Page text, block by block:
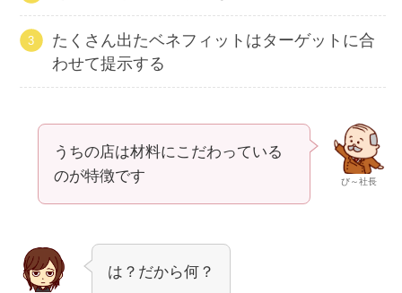
たくさん出たベネフィットはターゲットに合
わせて提示する
び～社長
うちの店は材料にこだわっている
のが特徴です
は？だから何？